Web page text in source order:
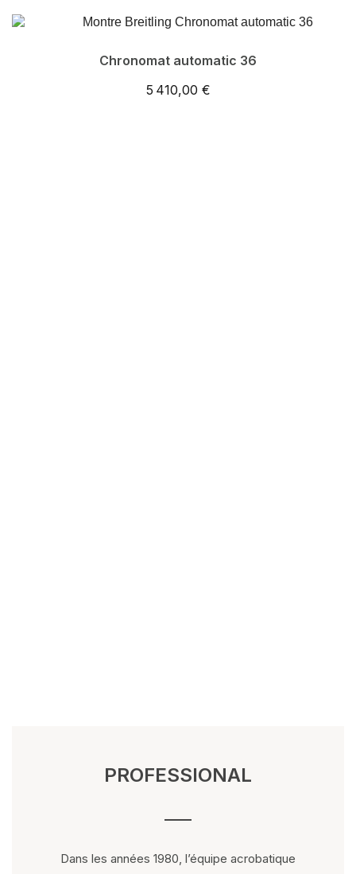
Chronomat automatic 36
5 410,00 €
PROFESSIONAL
Dans les années 1980, l’équipe acrobatique